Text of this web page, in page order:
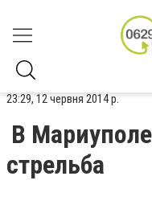
23:29, 12 червня 2014 р.
В
стрельба